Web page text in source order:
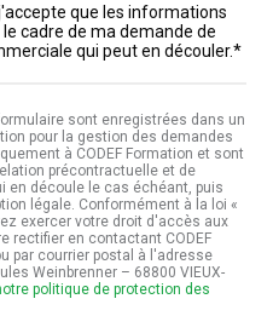
que les informations
cadre de ma demande de
qui peut en découler.*
sont enregistrées dans un
pour la gestion des demandes
à CODEF Formation et sont
précontractuelle et de
en découle le cas échéant, puis
légale. Conformément à la loi «
exercer votre droit d'accès aux
rectifier en contactant CODEF
par courrier postal à l'adresse
Weinbrenner – 68800 VIEUX-
politique de protection des